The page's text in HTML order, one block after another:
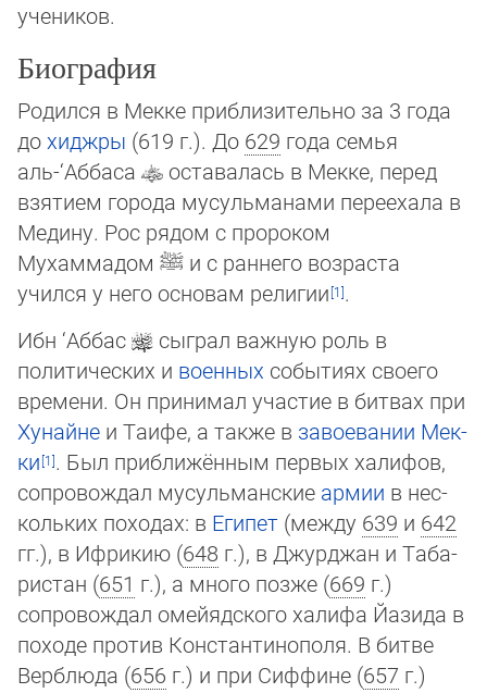
уче­ни­ков.
Биография
Родился в Мекке приблизительно за 3 года
дохиджры (619 г.). До 629 года семья
аль-‘Аббаса
оставалась в Мекке, перед
взятием города мусульманами переехала в
Медину. Рос рядом с пророком
Мухаммадом ﷺ и с раннего возраста
учился у него основам религии
.
Ибн ‘Аббас
сыграл важную роль в
политических и военных событиях своего
вре­ме­ни. Он принимал участие в битвах при
Хунайне и Таифе, а также в завоевании Мек­
ки
. Был приближённым первых халифов,
сопровождал мусульманские армии в нес­
коль­ких походах: в Египет (между 639 и 642
гг.), в Ифрикию (648 г.), в Джурджан и Та­ба­
рис­тан (651 г.), а много позже (669 г.)
сопровождал омейядского халифа Йазида в
похо­де про­тив Константинополя. В битве
Верблюда (656 г.) и при Сиффине (657 г.)